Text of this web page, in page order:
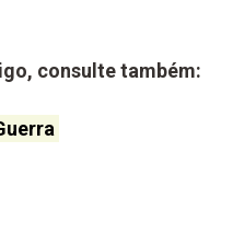
consulte também: